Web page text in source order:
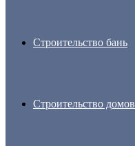
Строительство бань
Строительство домов